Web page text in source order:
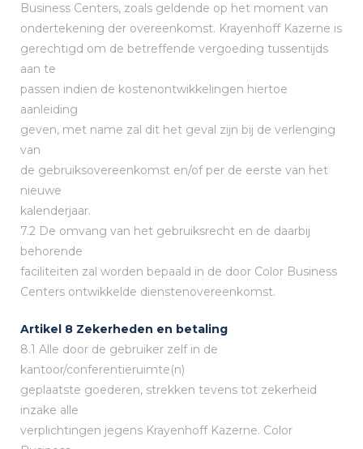
Business Centers, zoals geldende op het moment van
ondertekening der overeenkomst. Krayenhoff Kazerne is
gerechtigd om de betreffende vergoeding tussentijds
aan te
passen indien de kostenontwikkelingen hiertoe
aanleiding
geven, met name zal dit het geval zijn bij de verlenging
van
de gebruiksovereenkomst en/of per de eerste van het
nieuwe
kalenderjaar.
7.2 De omvang van het gebruiksrecht en de daarbij
behorende
faciliteiten zal worden bepaald in de door Color Business
Centers ontwikkelde dienstenovereenkomst.
Artikel 8 Zekerheden en betaling
8.1 Alle door de gebruiker zelf in de
kantoor/conferentieruimte(n)
geplaatste goederen, strekken tevens tot zekerheid
inzake alle
verplichtingen jegens Krayenhoff Kazerne. Color